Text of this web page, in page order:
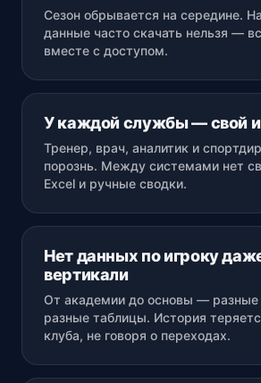
Сезон обрывается на середине.
данные часто скачать нельзя —
вместе с доступом.
У каждой службы — свой
Тренер, врач, аналитик и
порознь. Между системами нет
Excel и ручные сводки.
Нет данных по игроку
вертикали
От академии до основы —
разные таблицы. История
клуба, не говоря о переходах.